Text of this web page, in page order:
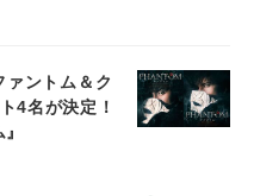
ントム＆ク
4名が決定！